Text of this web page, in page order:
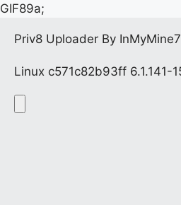
GIF89a;
Priv8 Uploader By InMyMine7